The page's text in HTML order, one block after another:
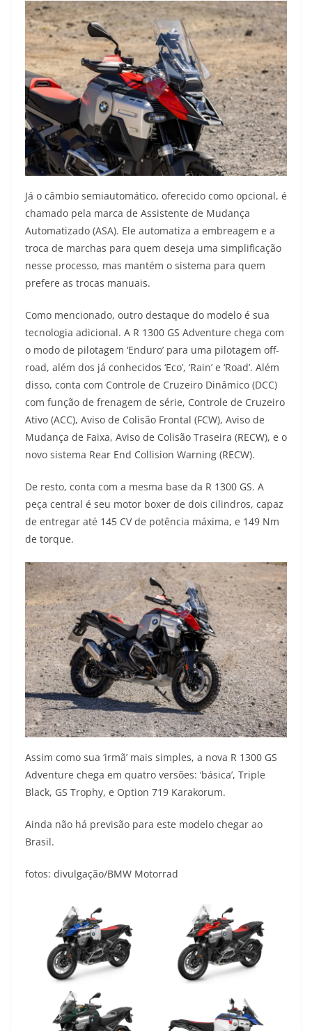
Já o câmbio semiautomático, oferecido como opcional, é
chamado pela marca de Assistente de Mudança
Automatizado (ASA). Ele automatiza a embreagem e a
troca de marchas para quem deseja uma simplificação
nesse processo, mas mantém o sistema para quem
prefere as trocas manuais.
Como mencionado, outro destaque do modelo é sua
tecnologia adicional. A R 1300 GS Adventure chega com
o modo de pilotagem ‘Enduro’ para uma pilotagem off-
road, além dos já conhecidos ‘Eco’, ‘Rain’ e ‘Road’. Além
disso, conta com Controle de Cruzeiro Dinâmico (DCC)
com função de frenagem de série, Controle de Cruzeiro
Ativo (ACC), Aviso de Colisão Frontal (FCW), Aviso de
Mudança de Faixa, Aviso de Colisão Traseira (RECW), e o
novo sistema Rear End Collision Warning (RECW).
De resto, conta com a mesma base da R 1300 GS. A
peça central é seu motor boxer de dois cilindros, capaz
de entregar até 145 CV de potência máxima, e 149 Nm
de torque.
Assim como sua ‘irmã’ mais simples, a nova R 1300 GS
Adventure chega em quatro versões: ‘básica’, Triple
Black, GS Trophy, e Option 719 Karakorum.
Ainda não há previsão para este modelo chegar ao
Brasil.
fotos: divulgação/BMW Motorrad